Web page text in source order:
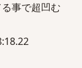
事で超凹む